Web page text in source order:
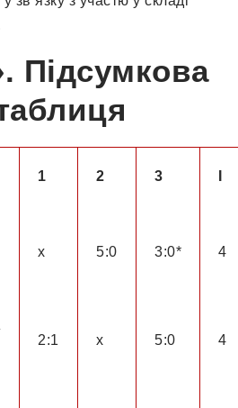
Підсумкова
1 2 3
х 5:0 3:0* 4
2:1 х 5:0 4